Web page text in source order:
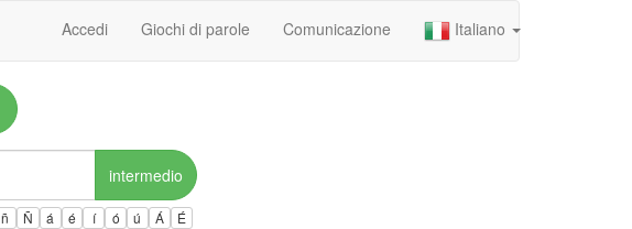
Accedi Giochi di parole Comunicazione Italiano
intermedio
ñ Ñ á é í ó ú Á
É